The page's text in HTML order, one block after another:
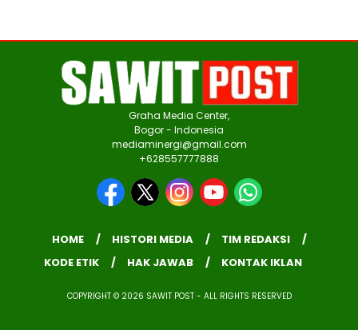
Graha Media Center,
Bogor - Indonesia
mediaminergi@gmail.com
+628557777888
HOME HISTORI MEDIA
TIM REDAKSI
KODE ETIK
HAK JAWAB KONTAK IKLAN
COPYRIGHT © 2026 SAWIT POST - ALL RIGHTS RESERVED